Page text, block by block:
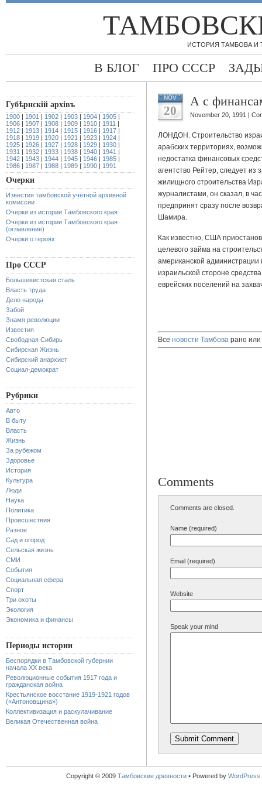
ИСТОРИЯ ТАМБОВА
В БЛОГ ПРО СССР
Губѣрнскiй архiвъ
1900 | 1901 | 1902 | 1903 | 1904 | 1905 |
1906 | 1907 | 1908 | 1909 | 1910 | 1911 |
1912 | 1913 | 1914 | 1915 | 1916 | 1917 |
1918 | 1919 | 1920 | 1921 | 1923 | 1924 |
1925 | 1926 | 1927 | 1928 | 1929 | 1930 |
1931 | 1932 | 1933 | 1938 | 1940 | 1941 |
1942 | 1943 | 1944 | 1945 | 1946 | 1985 |
1986 | 1987 | 1988 | 1989 | 1990 | 1991
Очерки
Известия тамбовской учётной архивной
комиссии
Очерки из истории Тамбовского края
Очерки из истории Тамбовского края
(оглавление)
Очерки о героях
Про СССР
Большевистская сталь
Власть труда
Дело народа
Забой
Знамя революции
Известия
Свободная Сибирь
Сибирская Жизнь
Сибирский анархист
Социал-демократ
Рубрики
Авто
В быту
Власть
Жизнь
За рубежом
Здоровье
История
Культура
Люди
Наука
Политика
Происшествия
Разное
Сад и огород
Сельская жизнь
СМИ
События
Социальная сфера
Спорт
Три охоты
Экология
Экономика и финансы
Периоды истории
Беспорядки в Тамбовской губернии
начала XX века
Революционные события 1917 года и
гражданская война
Крестьянское восстание 1919-1921 годов
(«Антоновщина»)
Коллективизация и раскулачивание
Великая Отечественная война
NOV
20
А с
November 20, 1991 |
ЛОНДОН. Строительство
арабских территориях,
недостатка финансовых
агентство Рейтер, следует из
жилищного строительства
журналистами, он сказал, в
предпринят сразу после
Шамира.
Как известно, США
целевого займа на
американской
израильской стороне
еврейских поселений на
Все новости Тамбова рано или
Comments
Comments are closed.
Name (required)
Email (required)
Website
Speak your mind
Copyright © 2009 Тамбовские древности • Powered by WordPress